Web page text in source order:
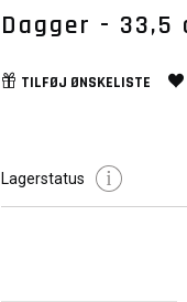
Dagger - 33,5
TILFØJ ØNSKELISTE
Lagerstatus